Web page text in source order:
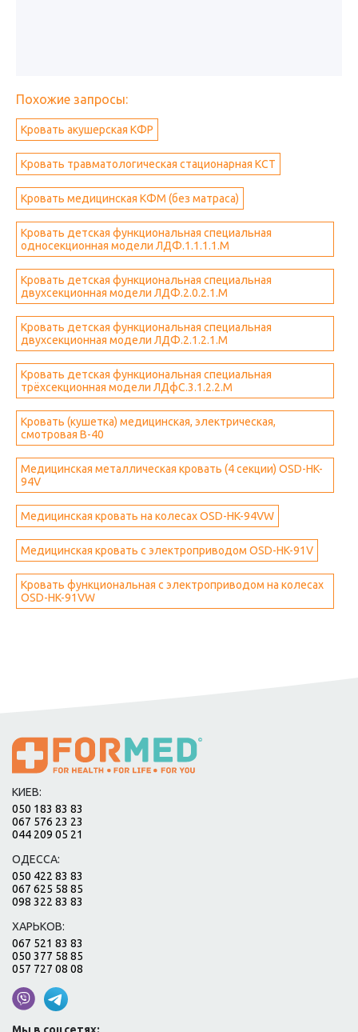
Похожие запросы:
Кровать акушерская КФР
Кровать травматологическая стационарная КСТ
Кровать медицинская КФМ (без матраса)
Кровать детская функциональная специальная
односекционная модели ЛДФ.1.1.1.1.М
Кровать детская функциональная специальная
двухсекционная модели ЛДФ.2.0.2.1.М
Кровать детская функциональная специальная
двухсекционная модели ЛДФ.2.1.2.1.М
Кровать детская функциональная специальная
трёхсекционная модели ЛДфС.3.1.2.2.М
Кровать (кушетка) медицинская, электрическая,
смотровая B-40
Медицинская металлическая кровать (4 секции) OSD-HK-
94V
Медицинская кровать на колесах OSD-HK-94VW
Медицинская кровать с электроприводом OSD-HK-91V
Кровать функциональная с электроприводом на колесах
OSD-HK-91VW
КИЕВ:
050 183 83 83
067 576 23 23
044 209 05 21
ОДЕССА:
050 422 83 83
067 625 58 85
098 322 83 83
ХАРЬКОВ:
067 521 83 83
050 377 58 85
057 727 08 08